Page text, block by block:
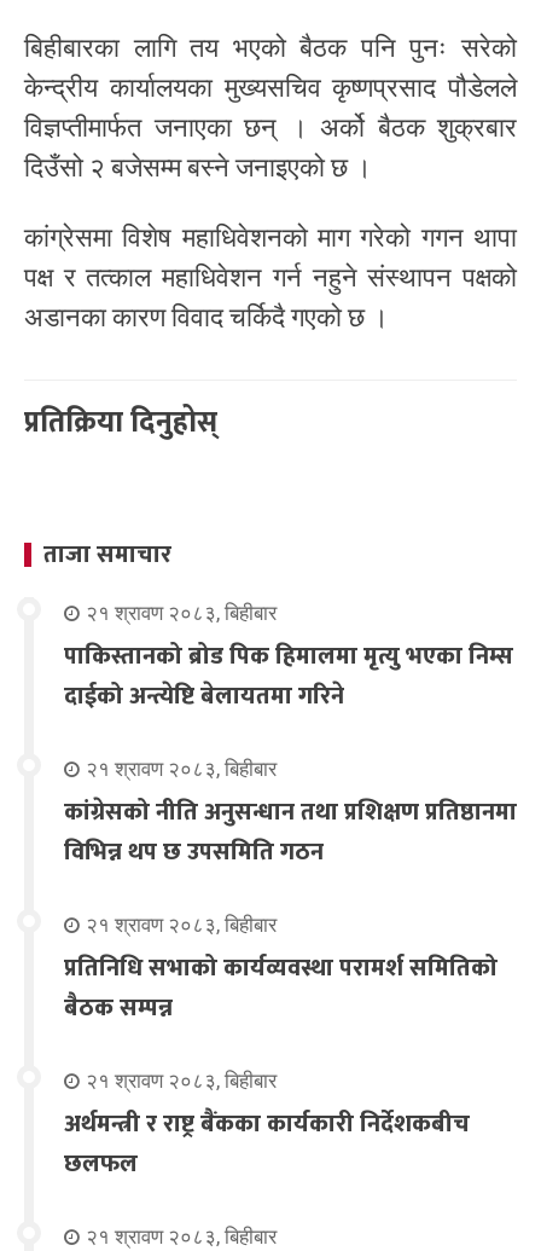
बिहीबारका लागि तय भएको बैठक पनि पुनः सरेको
केन्द्रीय कार्यालयका मुख्यसचिव कृष्णप्रसाद पौडेलले
विज्ञप्तीमार्फत जनाएका छन् । अर्को बैठक शुक्रबार
दिउँसो २ बजेसम्म बस्ने जनाइएको छ ।
कांग्रेसमा विशेष महाधिवेशनको माग गरेको गगन थापा
पक्ष र तत्काल महाधिवेशन गर्न नहुने संस्थापन पक्षको
अडानका कारण विवाद चर्किदै गएको छ ।
प्रतिक्रिया दिनुहोस्
ताजा समाचार
२१ श्रावण २०८३, बिहीबार
पाकिस्तानको ब्रोड पिक हिमालमा मृत्यु भएका निम्स
दाईको अन्त्येष्टि बेलायतमा गरिने
२१ श्रावण २०८३, बिहीबार
कांग्रेसको नीति अनुसन्धान तथा प्रशिक्षण प्रतिष्ठानमा
विभिन्न थप छ उपसमिति गठन
२१ श्रावण २०८३, बिहीबार
प्रतिनिधि सभाको कार्यव्यवस्था परामर्श समितिको
बैठक सम्पन्न
२१ श्रावण २०८३, बिहीबार
अर्थमन्त्री र राष्ट्र बैंकका कार्यकारी निर्देशकबीच
छलफल
२१ श्रावण २०८३, बिहीबार